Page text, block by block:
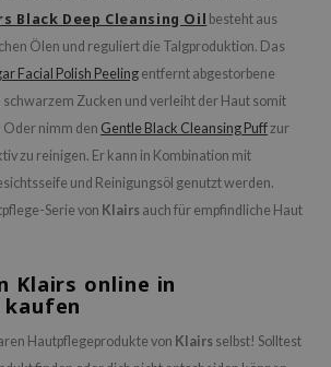
Black Deep Cleansing Oil besteht aus
Ölen und reguliert die Talgproduktion. Das
Facial Polish Peeling entfernt abgestorbene
Zucken und verleiht der Haut somit
Oder nimm den Gentle Black Cleansing Puffzur
zu reinigen. Er kann in Kombination mit
und Reinigungsöl genutzt werden.
Serie von Klairs auch für empfindliche Haut
Klairs online in
kaufen
Hautpflegeprodukte von Klairs selbst! Solltest